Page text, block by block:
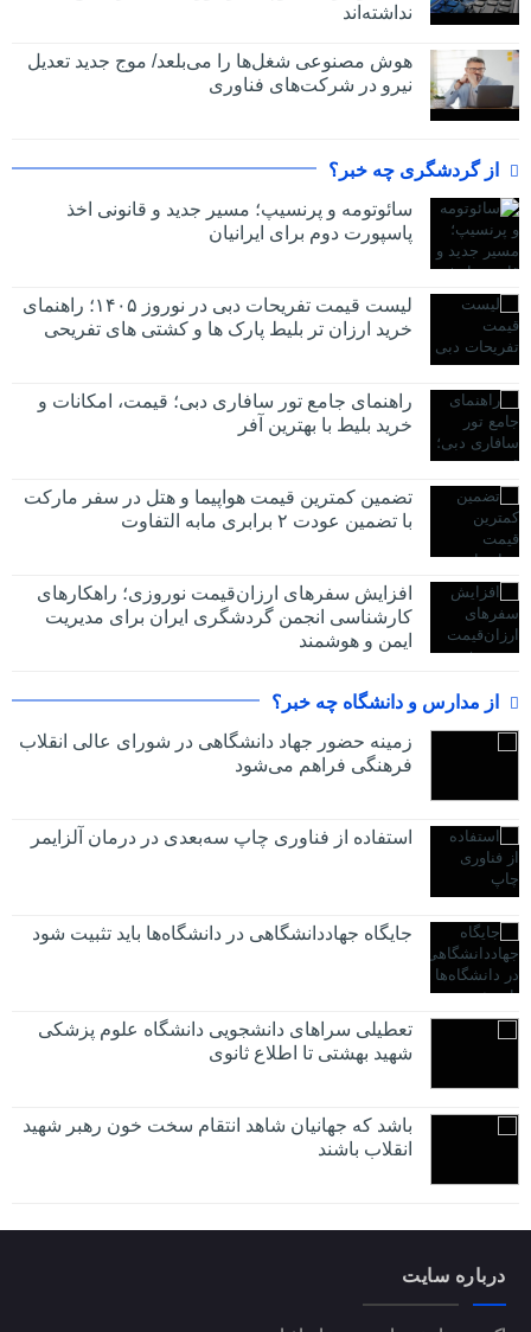
نداشته‌اند
هوش مصنوعی شغل‌ها را می‌بلعد/ موج جدید تعدیل
نیرو در شرکت‌های فناوری
از گردشگری چه خبر؟
سائوتومه و پرنسیپ؛ مسیر جدید و قانونی اخذ
پاسپورت دوم برای ایرانیان
لیست قیمت تفریحات دبی در نوروز ۱۴۰۵؛ راهنمای
خرید ارزان تر بلیط پارک ها و کشتی های تفریحی
راهنمای جامع تور سافاری دبی؛ قیمت، امکانات و
خرید بلیط با بهترین آفر
تضمین کمترین قیمت هواپیما و هتل در سفر مارکت
با تضمین عودت ۲ برابری مابه التفاوت
افزایش سفرهای ارزان‌قیمت نوروزی؛ راهکارهای
کارشناسی انجمن گردشگری ایران برای مدیریت
ایمن و هوشمند
از مدارس و دانشگاه چه خبر؟
زمینه حضور جهاد دانشگاهی در شورای عالی انقلاب
فرهنگی فراهم می‌شود
استفاده از فناوری چاپ سه‌بعدی در درمان آلزایمر
جایگاه جهاددانشگاهی در دانشگاه‌ها باید تثبیت شود
تعطیلی سراهای دانشجویی دانشگاه علوم پزشکی
شهید بهشتی تا اطلاع ثانوی
باشد که جهانیان شاهد انتقام سخت خون رهبر شهید
انقلاب باشند
درباره سایت